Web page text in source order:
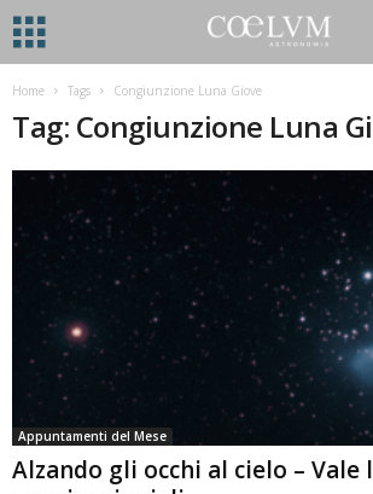
Home Tags Congiunzione Luna Giove
Tag: Congiunzione Luna
Appuntamenti del Mese
Alzando gli occhi al cielo – Vale